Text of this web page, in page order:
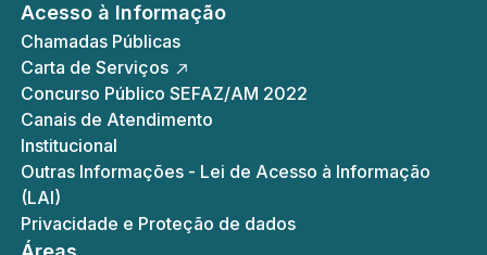
Acesso à Informação
Chamadas Públicas
Carta de Serviços
Concurso Público SEFAZ/AM 2022
Canais de Atendimento
Institucional
Outras Informações - Lei de Acesso à Informação
(LAI)
Privacidade e Proteção de dados